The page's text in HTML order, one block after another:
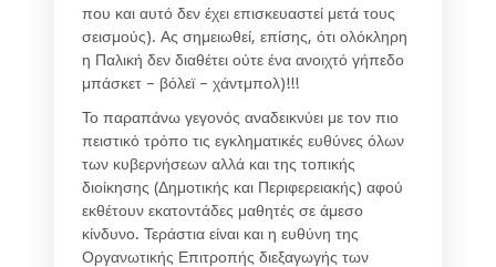
που και αυτό δεν έχει επισκευαστεί μετά τους
σεισμούς). Ας σημειωθεί, επίσης, ότι ολόκληρη
η Παλική δεν διαθέτει ούτε ένα ανοιχτό γήπεδο
μπάσκετ – βόλεϊ – χάντμπολ)!!!
Το παραπάνω γεγονός αναδεικνύει με τον πιο
πειστικό τρόπο τις εγκληματικές ευθύνες όλων
των κυβερνήσεων αλλά και της τοπικής
διοίκησης (Δημοτικής και Περιφερειακής) αφού
εκθέτουν εκατοντάδες μαθητές σε άμεσο
κίνδυνο. Τεράστια είναι και η ευθύνη της
Οργανωτικής Επιτροπής διεξαγωγής των